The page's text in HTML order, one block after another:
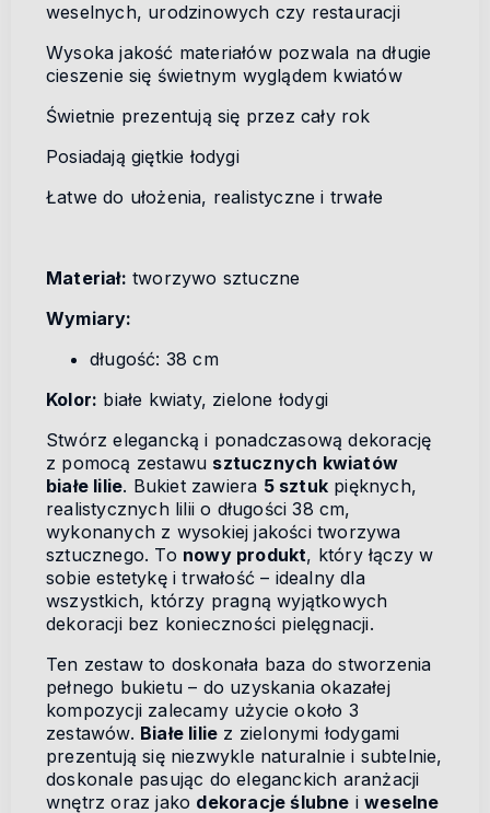
weselnych, urodzinowych czy restauracji
Wysoka jakość materiałów pozwala na długie
cieszenie się świetnym wyglądem kwiatów
Świetnie prezentują się przez cały rok
Posiadają giętkie łodygi
Łatwe do ułożenia, realistyczne i trwałe
Materiał: tworzywo sztuczne
Wymiary:
długość: 38 cm
Kolor: białe kwiaty, zielone łodygi
Stwórz elegancką i ponadczasową dekorację
z pomocą zestawu sztucznych kwiatów
białe lilie. Bukiet zawiera 5 sztuk pięknych,
realistycznych lilii o długości 38 cm,
wykonanych z wysokiej jakości tworzywa
sztucznego. To nowy produkt, który łączy w
sobie estetykę i trwałość – idealny dla
wszystkich, którzy pragną wyjątkowych
dekoracji bez konieczności pielęgnacji.
Ten zestaw to doskonała baza do stworzenia
pełnego bukietu – do uzyskania okazałej
kompozycji zalecamy użycie około 3
zestawów. Białe lilie z zielonymi łodygami
prezentują się niezwykle naturalnie i subtelnie,
doskonale pasując do eleganckich aranżacji
wnętrz oraz jako dekoracje ślubne iweselne